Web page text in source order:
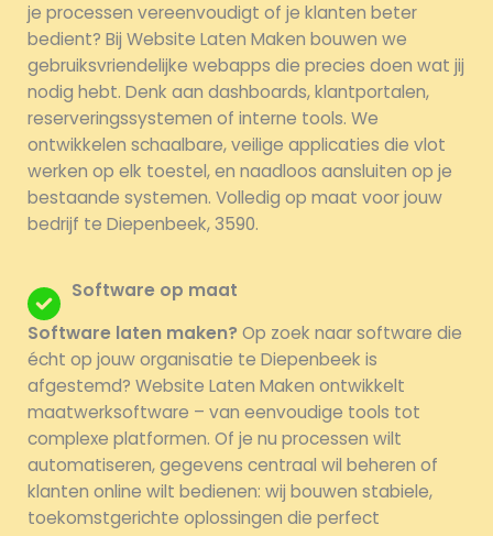
je processen vereenvoudigt of je klanten beter
bedient? Bij Website Laten Maken bouwen we
gebruiksvriendelijke webapps die precies doen wat jij
nodig hebt. Denk aan dashboards, klantportalen,
reserveringssystemen of interne tools. We
ontwikkelen schaalbare, veilige applicaties die vlot
werken op elk toestel, en naadloos aansluiten op je
bestaande systemen. Volledig op maat voor jouw
bedrijf te Diepenbeek, 3590.
Software op maat
Software laten maken? Op zoek naar software die
écht op jouw organisatie te Diepenbeek is
afgestemd? Website Laten Maken ontwikkelt
maatwerksoftware – van eenvoudige tools tot
complexe platformen. Of je nu processen wilt
automatiseren, gegevens centraal wil beheren of
klanten online wilt bedienen: wij bouwen stabiele,
toekomstgerichte oplossingen die perfect